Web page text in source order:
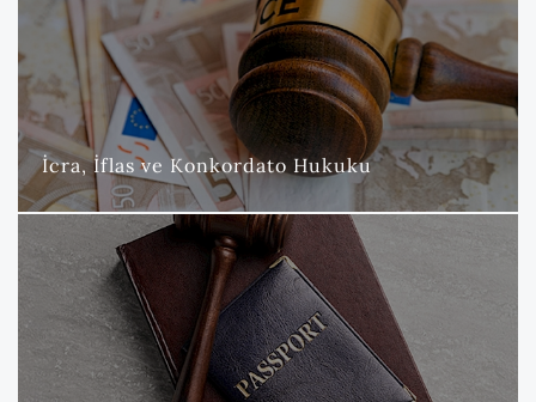
İcra, İflas ve Konkordato Hukuku
Nova Hukuk ve Danışmanlık Bürosu olarak, uzmanlık
alanlarımızdan biri olan icra ve iflas hukukunun çeşitli
alanlarında sunduğumuz kapsamlı hizmetlerle,
müvekkillerimizin hukuki süreçlerini başarıyla yönetmelerine
ve mali yapılarını güçlendirmelerine katkıda bulunuyoruz.
DAHA FAZLA
Yabancılar Hukuku
Küreselleşen, gelişen ve değişen dünya düzeninde, Yabancılar
ve Vatandaşlık Hukuku alanında sunduğumuz hizmetler büyük
bir önem taşımaktadır.